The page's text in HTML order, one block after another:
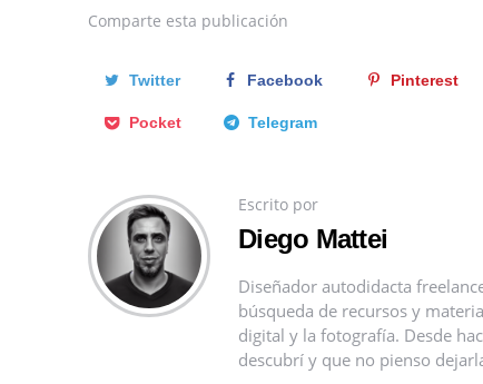
Comparte esta publicación
Twitter Facebook Pinterest
Pocket Telegram
Escrito por
Diego Mattei
Diseñador autodidacta
búsqueda de recursos y
digital y la fotografía. Desde
descubrí y que no pienso